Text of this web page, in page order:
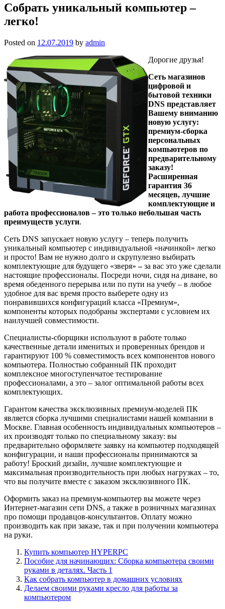
Собрать уникальный компьютер –
легко!
Posted on 12.07.2019 by admin
Дорогие друзья!
Сеть магазинов
цифровой и
бытовой техники
DNS представляет
Вашему вниманию
новую услугу:
премиум-сборка
персональных
компьютеров по
предварительному
заказу!
Расширенная
гарантия 36
месяцев, лучшие
комплектующие и
работа профессионалов – это только небольшая часть
преимуществ услуги.
Сеть DNS запускает новую услугу – теперь получить
уникальный компьютер с индивидуальной «начинкой» легко
и просто! Вам не нужно долго и скрупулезно выбирать
комплектующие для будущего «зверя»–за вас это уже сделали
настоящие профессионалы. Посреди ночи, сидя на диване, во
время обеденного перерыва или по пути на учебу – в любое
удобное для вас время просто выберете одну из
понравившихся конфигураций класса «Премиум»,
компоненты которых подобраны экспертами с условием их
наилучшей совместимости.
Специалисты-сборщики используют в работе только
качественные детали именитых и проверенных брендов и
гарантируют 100 % совместимость всех компонентов нового
компьютера. Полностью собранный ПК проходит
комплексное многоступенчатое тестирование
профессионалами, а это – залог оптимальной работы всех
комплектующих.
Гарантом качества эксклюзивных премиум-моделей ПК
является сборка лучшими специалистами нашей компании в
Москве. Главная особенность индивидуальных компьютеров –
их производят только по специальному заказу: вы
предварительно оформляете заявку на компьютер подходящей
конфигурации, и наши профессионалы принимаются за
работу! Броский дизайн, лучшие комплектующие и
максимальная производительность при любых нагрузках – то,
что вы получите вместе с заказом эксклюзивного ПК.
Оформить заказ на премиум-компьютер вы можете через
Интернет-магазин сети DNS, а также в розничных магазинах
про помощи продавцов-консультантов. Оплату можно
производить как при заказе, так и при получении компьютера
на руки.
Купить компьютер HYPERPC
Пособие для начинающих: Сборка компьютера своими
руками в деталях. Часть 1
Как собрать компьютер в домашних условиях
Делаем своими руками кресло для работы за
компьютером